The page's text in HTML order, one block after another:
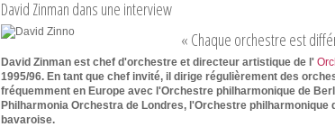
David Zinman dans une interview
« Chaque orchestre est
David Zinman est chef d'orchestre et directeur artistique de l'
1995/96. En tant que chef invité, il dirige régulièrement des
fréquemment en Europe avec l'Orchestre philharmonique de
Philharmonia Orchestra de Londres, l'Orchestre philharmonique
bavaroise.